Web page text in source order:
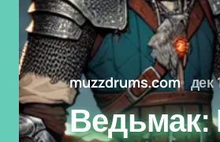
muzzdrums.com дек
Ведьмак: